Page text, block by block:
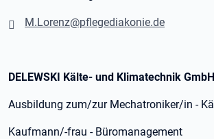
M.Lorenz@pflegediakonie.de
DELEWSKI Kälte- und Klimatechnik
Ausbildung zum/zur Mechatroniker/in -
Kaufmann/-frau - Büromanagement